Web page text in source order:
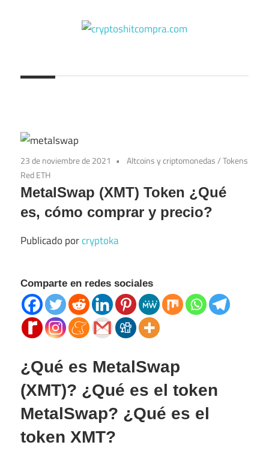
23 de noviembre de 2021 Altcoins y criptomonedas/Tokens
Red ETH
MetalSwap (XMT) Token ¿Qué
es, cómo comprar y precio?
Publicado porcryptoka
Comparte en redes sociales
¿Qué es MetalSwap
(XMT)? ¿Qué es el token
MetalSwap? ¿Qué es el
token XMT?